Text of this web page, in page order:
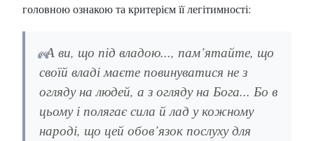
головною ознакою та критерієм її легітимності:
«А ви, що під владою..., пам’ятайте, що
своїй владі маєте повинуватися не з
огляду на людей, а з огляду на Бога... Бо в
цьому і полягає сила й лад у кожному
народі, що цей обов’язок послуху для